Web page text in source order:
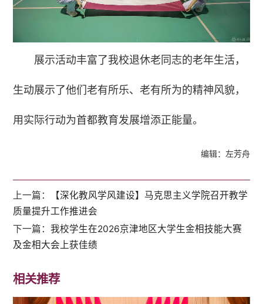
展示活动丰富了我校退休老同志的老年生活，
生动展示了他们老有所乐、老有所为的精神风貌，
用实际行动为首都教育发展增添正能量。
编辑：左芳舟
上一篇：
【深化教风学风建设】马克思主义学院召开教学
质量提升工作推进会
下一篇：我校学生在2026京津地区大学生金相技能大赛
及金相大会上获佳绩
相关推荐